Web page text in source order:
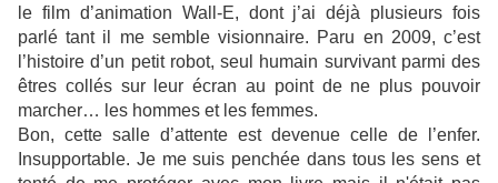
le film d’animation Wall-E, dont j’ai déjà plusieurs fois
parlé tant il me semble visionnaire. Paru en 2009, c’est
l’histoire d’un petit robot, seul humain survivant parmi des
êtres collés sur leur écran au point de ne plus pouvoir
marcher… les hommes et les femmes.
Bon, cette salle d’attente est devenue celle de l’enfer.
Insupportable. Je me suis penchée dans tous les sens et